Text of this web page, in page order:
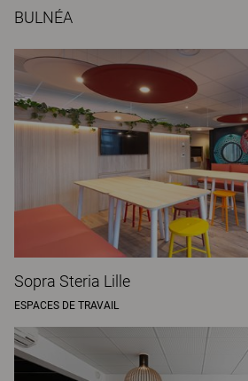
BULNÉA
Sopra Steria Lille
ESPACES DE TRAVAIL